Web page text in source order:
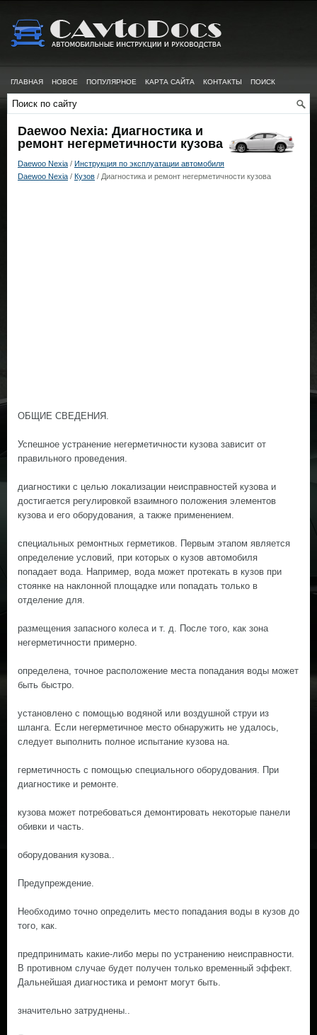
ГЛАВНАЯ НОВОЕ ПОПУЛЯРНОЕ КАРТА САЙТА КОНТАКТЫ ПОИСК
Daewoo Nexia: Диагностика и
ремонт негерметичности кузова
Daewoo Nexia / Инструкция по эксплуатации автомобиля
Daewoo Nexia / Кузов / Диагностика и ремонт негерметичности кузова
ОБЩИЕ СВЕДЕНИЯ.
Успешное устранение негерметичности кузова зависит от
правильного проведения.
диагностики с целью локализации неисправностей кузова и
достигается регулировкой взаимного положения элементов
кузова и его оборудования, а также применением.
специальных ремонтных герметиков. Первым этапом является
определение условий, при которых о кузов автомобиля
попадает вода. Например, вода может протекать в кузов при
стоянке на наклонной площадке или попадать только в
отделение для.
размещения запасного колеса и т. д. После того, как зона
негерметичности примерно.
определена, точное расположение места попадания воды может
быть быстро.
установлено с помощью водяной или воздушной струи из
шланга. Если негерметичное место обнаружить не удалось,
следует выполнить полное испытание кузова на.
герметичность с помощью специального оборудования. При
диагностике и ремонте.
кузова может потребоваться демонтировать некоторые панели
обивки и часть.
оборудования кузова..
Предупреждение.
Необходимо точно определить место попадания воды в кузов до
того, как.
предпринимать какие-либо меры по устранению неисправности.
В противном случае будет получен только временный эффект.
Дальнейшая диагностика и ремонт могут быть.
значительно затруднены..